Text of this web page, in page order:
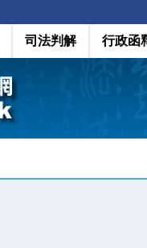
司法判解 行政函